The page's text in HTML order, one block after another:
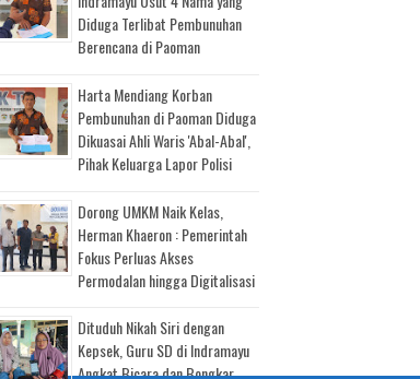
Diduga Terlibat Pembunuhan
Berencana di Paoman
Harta Mendiang Korban
Pembunuhan di Paoman Diduga
Dikuasai Ahli Waris 'Abal-Abal',
Pihak Keluarga Lapor Polisi
Dorong UMKM Naik Kelas,
Herman Khaeron : Pemerintah
Fokus Perluas Akses
Permodalan hingga Digitalisasi
Dituduh Nikah Siri dengan
Kepsek, Guru SD di Indramayu
Angkat Bicara dan Bongkar